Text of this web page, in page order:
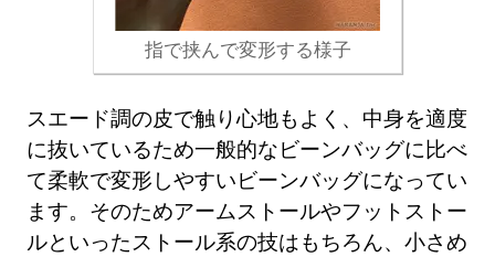
指で挟んで変形する様子
スエード調の皮で触り心地もよく、中身を適度
に抜いているため一般的なビーンバッグに比べ
て柔軟で変形しやすいビーンバッグになってい
ます。そのためアームストールやフットストー
ルといったストール系の技はもちろん、小さめ